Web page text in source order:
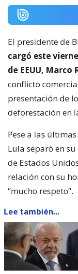
El presidente de
cargó este
de EEUU, Marco
conflicto
presentación de
deforestación en
Pese a las
Lula separó en
de Estados
relación con su
“mucho respeto”.
Lee también...